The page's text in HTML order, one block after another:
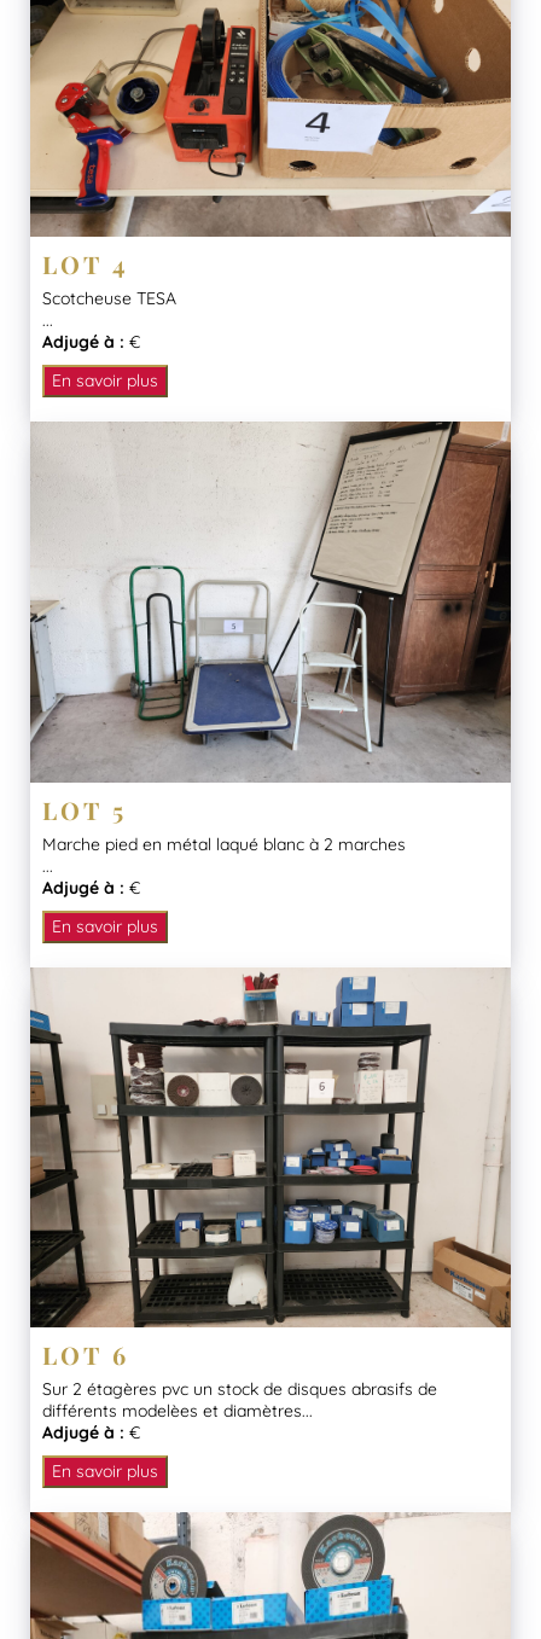
LOT 4
Scotcheuse TESA
...
Adjugé à : €
En savoir plus
LOT 5
Marche pied en métal laqué blanc à 2 marches
...
Adjugé à : €
En savoir plus
LOT 6
Sur 2 étagères pvc un stock de disques abrasifs de
différents modelèes et diamètres...
Adjugé à : €
En savoir plus